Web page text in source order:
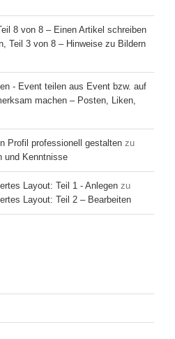
8 von 8 – Einen Artikel schreiben
Teil 3 von 8 – Hinweise zu Bildern
- Event teilen aus Event bzw. auf
machen – Posten, Liken,
Profil professionell gestalten zu
und Kenntnisse
Layout: Teil 1 - Anlegen zu
Layout: Teil 2 – Bearbeiten